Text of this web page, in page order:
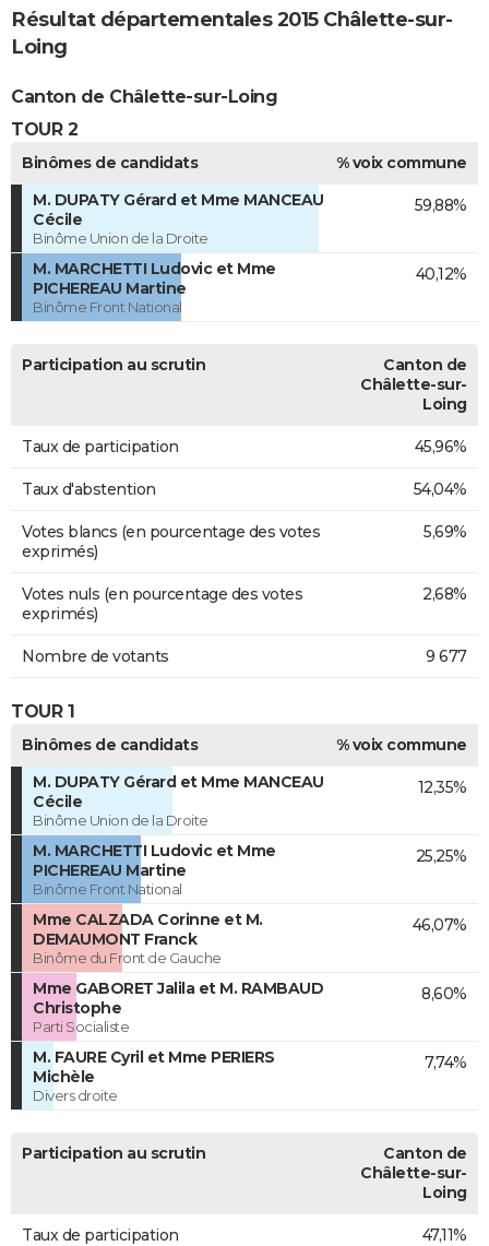
Résultat départementales 2015 Châlette-sur-
Loing
Canton de Châlette-sur-Loing
TOUR 2
Binômes de candidats
% voix commune
M. DUPATY Gérard et Mme MANCEAU
Cécile
Binôme Union de la Droite
59,88%
M. MARCHETTI Ludovic et Mme
PICHEREAU Martine
Binôme Front National
40,12%
Participation au scrutin
Canton de
Châlette-sur-
Loing
Taux de participation 45,96%
Taux d'abstention 54,04%
Votes blancs (en pourcentage des votes
exprimés)
5,69%
Votes nuls (en pourcentage des votes
exprimés)
2,68%
Nombre de votants 9 677
TOUR 1
Binômes de candidats
% voix commune
M. DUPATY Gérard et Mme MANCEAU
Cécile
Binôme Union de la Droite
12,35%
M. MARCHETTI Ludovic et Mme
PICHEREAU Martine
Binôme Front National
25,25%
Mme CALZADA Corinne et M.
DEMAUMONT Franck
Binôme du Front de Gauche
46,07%
Mme GABORET Jalila et M. RAMBAUD
Christophe
Parti Socialiste
8,60%
M. FAURE Cyril et Mme PERIERS
Michèle
Divers droite
7,74%
Participation au scrutin
Canton de
Châlette-sur-
Loing
Taux de participation 47,11%